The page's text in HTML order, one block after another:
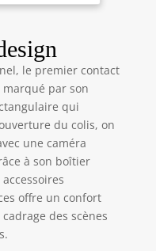
les
Grâce à
elle ne
pas les
que vous
dans la
la neige ou
(jusqu’à 10 m
profondeur). Un
objectif
permet
d’éliminer
flare et
le premier contact
par son
qui
du colis, on
une caméra
à son boîtier
offre un confort
des scènes